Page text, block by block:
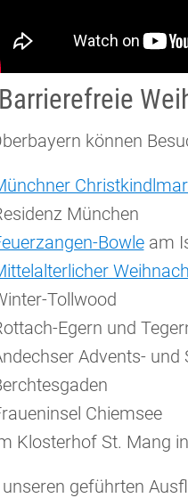
können
München
Bowleam
Tollwood
Egern und
Advents-
Chiemsee
Klosterhof St. Mang
geführten